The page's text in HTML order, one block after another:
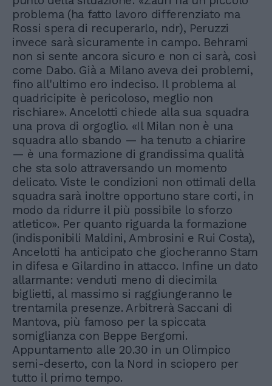
problema (ha fatto lavoro differenziato ma
Rossi spera di recuperarlo, ndr), Peruzzi
invece sarà sicuramente in campo. Behrami
non si sente ancora sicuro e non ci sarà, così
come Dabo. Già a Milano aveva dei problemi,
fino all'ultimo ero indeciso. Il problema al
quadricipite è pericoloso, meglio non
rischiare». Ancelotti chiede alla sua squadra
una prova di orgoglio. «Il Milan non è una
squadra allo sbando — ha tenuto a chiarire
— è una formazione di grandissima qualità
che sta solo attraversando un momento
delicato. Viste le condizioni non ottimali della
squadra sarà inoltre opportuno stare corti, in
modo da ridurre il più possibile lo sforzo
atletico». Per quanto riguarda la formazione
(indisponibili Maldini, Ambrosini e Rui Costa),
Ancelotti ha anticipato che giocheranno Stam
in difesa e Gilardino in attacco. Infine un dato
allarmante: venduti meno di diecimila
biglietti, al massimo si raggiungeranno le
trentamila presenze. Arbitrerà Saccani di
Mantova, più famoso per la spiccata
somiglianza con Beppe Bergomi.
Appuntamento alle 20.30 in un Olimpico
semi-deserto, con la Nord in sciopero per
tutto il primo tempo.